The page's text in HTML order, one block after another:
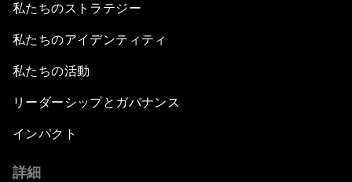
私たちのストラテジー
私たちのアイデンティティ
私たちの活動
リーダーシップとガバナンス
インパクト
詳細